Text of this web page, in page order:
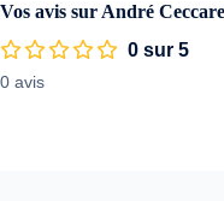
Vos avis sur André
0 sur 5
0 avis